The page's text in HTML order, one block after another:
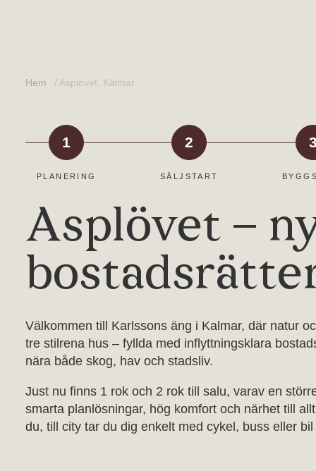
Hem / Asplövet, Kalmar
1
PLANERING
2
SÄLJSTART
3
Asplövet –
Välkommen till Karlssons äng i Kalmar, där natur
tre stilrena hus – fyllda med inflyttningsklara
nära både skog, hav och stadsliv.
Just nu finns 1 rok och 2 rok till salu, varav en
smarta planlösningar, hög komfort och närhet till
du, till city tar du dig enkelt med cykel, buss eller